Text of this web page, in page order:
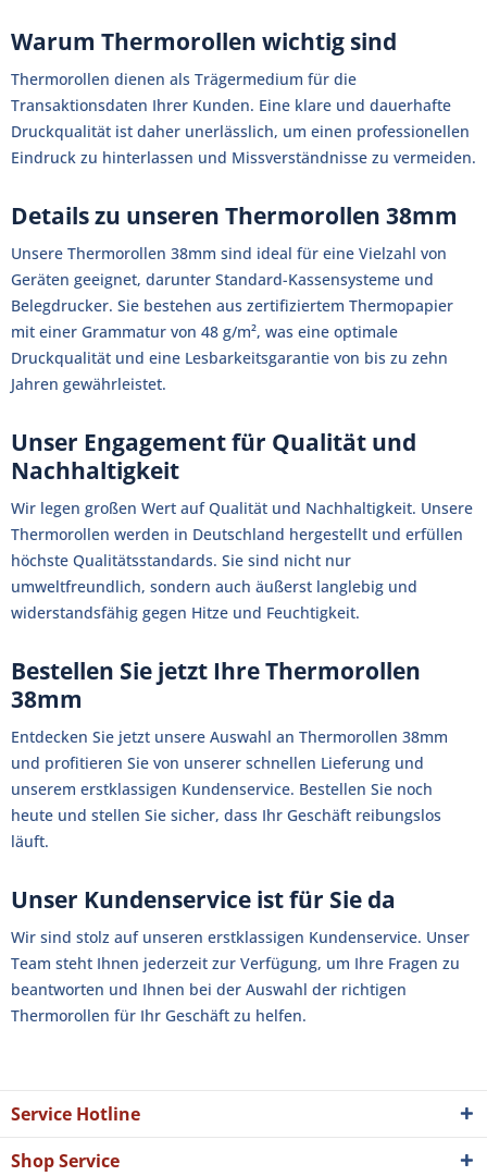
Warum Thermorollen wichtig sind
Thermorollen dienen als Trägermedium für die
Transaktionsdaten Ihrer Kunden. Eine klare und dauerhafte
Druckqualität ist daher unerlässlich, um einen professionellen
Eindruck zu hinterlassen und Missverständnisse zu vermeiden.
Details zu unseren Thermorollen 38mm
Unsere Thermorollen 38mm sind ideal für eine Vielzahl von
Geräten geeignet, darunter Standard-Kassensysteme und
Belegdrucker. Sie bestehen aus zertifiziertem Thermopapier
mit einer Grammatur von 48 g/m², was eine optimale
Druckqualität und eine Lesbarkeitsgarantie von bis zu zehn
Jahren gewährleistet.
Unser Engagement für Qualität und
Nachhaltigkeit
Wir legen großen Wert auf Qualität und Nachhaltigkeit. Unsere
Thermorollen werden in Deutschland hergestellt und erfüllen
höchste Qualitätsstandards. Sie sind nicht nur
umweltfreundlich, sondern auch äußerst langlebig und
widerstandsfähig gegen Hitze und Feuchtigkeit.
Bestellen Sie jetzt Ihre Thermorollen
38mm
Entdecken Sie jetzt unsere Auswahl an Thermorollen 38mm
und profitieren Sie von unserer schnellen Lieferung und
unserem erstklassigen Kundenservice. Bestellen Sie noch
heute und stellen Sie sicher, dass Ihr Geschäft reibungslos
läuft.
Unser Kundenservice ist für Sie da
Wir sind stolz auf unseren erstklassigen Kundenservice. Unser
Team steht Ihnen jederzeit zur Verfügung, um Ihre Fragen zu
beantworten und Ihnen bei der Auswahl der richtigen
Thermorollen für Ihr Geschäft zu helfen.
Service Hotline
Shop Service